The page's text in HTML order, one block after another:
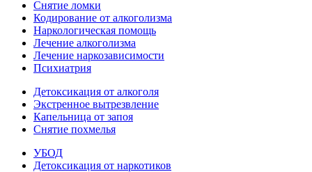
Снятие ломки
Кодирование от алкоголизма
Наркологическая помощь
Лечение алкоголизма
Лечение наркозависимости
Психиатрия
Детоксикация от алкоголя
Экстренное вытрезвление
Капельница от запоя
Снятие похмелья
УБОД
Детоксикация от наркотиков